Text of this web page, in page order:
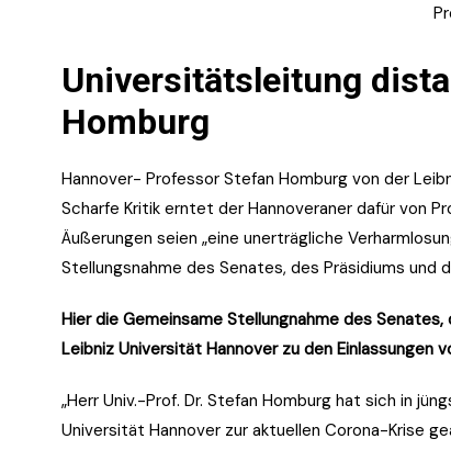
Universitätsleitung
Homburg
Hannover- Professor Stefan Homburg von der
Scharfe Kritik erntet der Hannoveraner dafür von
Äußerungen seien „eine unerträgliche
Stellungsnahme des Senates, des Präsidiums und
Hier die Gemeinsame Stellungnahme des
Leibniz Universität Hannover zu den Einlassungen
„Herr Univ.-Prof. Dr. Stefan Homburg hat sich in
Universität Hannover zur aktuellen Corona-Krise